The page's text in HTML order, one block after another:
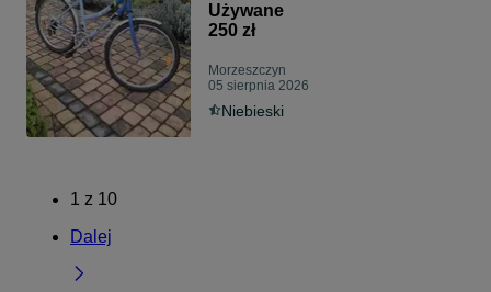
Używane
250 zł
Morzeszczyn
05 sierpnia 2026
Niebieski
1 z 10
Dalej